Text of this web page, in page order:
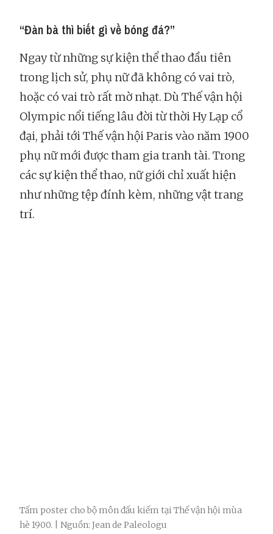
“Đàn bà thì biết gì về bóng đá?”
Ngay từ những sự kiện thể thao đầu tiên
trong lịch sử, phụ nữ đã không có vai trò,
hoặc có vai trò rất mờ nhạt. Dù Thế vận hội
Olympic nổi tiếng lâu đời từ thời Hy Lạp cổ
đại, phải tới Thế vận hội Paris vào năm 1900
phụ nữ mới được tham gia tranh tài. Trong
các sự kiện thể thao, nữ giới chỉ xuất hiện
như những tệp đính kèm, những vật trang
trí.
Tấm poster cho bộ môn đấu kiếm tại Thế vận hội mùa
hè 1900. | Nguồn: Jean de Paleologu